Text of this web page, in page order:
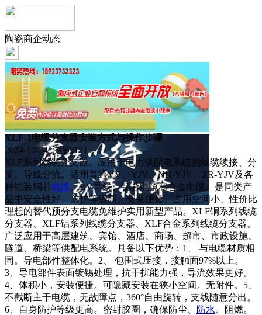
陶瓷商企动态
XLF-1电缆分支器安装方式与操作步骤
2024-10-24 浏览:121
XLF系列线缆分支器。应用于电力供配电系统的线缆续接、分
支、导线分流。适用普通VV、YJV、NH-YJV、ZR-YJV及各
种铠装铜芯电缆、BV导线、铝芯电缆和合金电缆。是同类产
品中安全性好、防护等级高、安装便捷、占用空间小、性价比
理想的替代预分支电缆免维护实用新型产品。XLF铜系列线缆
分支器、XLF铝系列线缆分支器、XLF合金系列线缆分支器。
广泛应用于高层建筑、宾馆、酒店、商场、超市、市政设施、
隧道、桥梁等供配电系统。具备以下优势：1、 与电缆材质相
同。导电部件整体化。2、 包围式压接，接触面97%以上。
3、导电部件表面镀锡处理，抗干扰能力强，导流效果更好。
4、体积小，安装便捷。可隐藏安装在狭小空间。无附件。5、
不截断主干电缆，无故障点，360°自由旋转，支线随意分出。
6、自身防护等级更高。密封胶圈，确保防尘、
防水 、阻燃。